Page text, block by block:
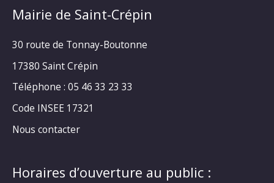
Mairie de Saint-Crépin
30 route de Tonnay-Boutonne
17380 Saint Crépin
Téléphone : 05 46 33 23 33
Code INSEE 17321
Nous contacter
Horaires d’ouverture au public :